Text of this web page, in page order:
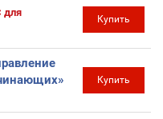
для
Купить
Купить